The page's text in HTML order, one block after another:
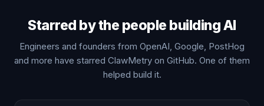
Starred by the people building AI
Engineers and founders from OpenAI, Google, PostHog
and more have starred ClawMetry on GitHub. One of them
helped build it.